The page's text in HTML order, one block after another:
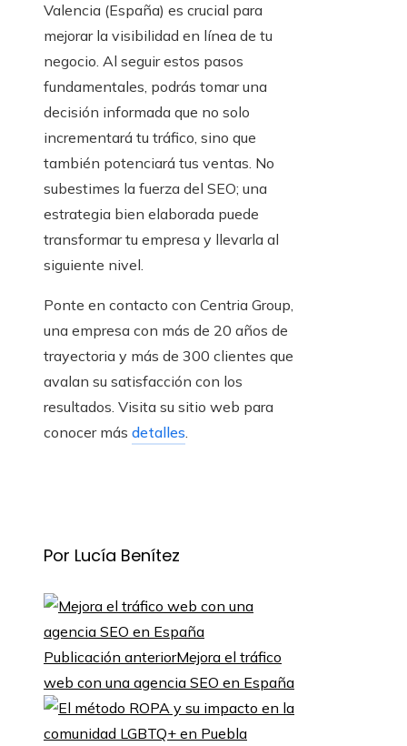
Valencia (España) es crucial para
mejorar la visibilidad en línea de tu
negocio. Al seguir estos pasos
fundamentales, podrás tomar una
decisión informada que no solo
incrementará tu tráfico, sino que
también potenciará tus ventas. No
subestimes la fuerza del SEO; una
estrategia bien elaborada puede
transformar tu empresa y llevarla al
siguiente nivel.
Ponte en contacto con Centria Group,
una empresa con más de 20 años de
trayectoria y más de 300 clientes que
avalan su satisfacción con los
resultados. Visita su sitio web para
conocer más detalles.
Por Lucía Benítez
Publicación anteriorMejora el tráfico
web con una agencia SEO en España